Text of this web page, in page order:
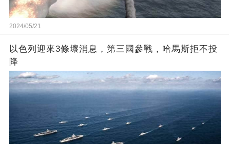
2024/05/21
以色列迎來3條壞消息，第三國參戰，哈馬斯拒不投
降